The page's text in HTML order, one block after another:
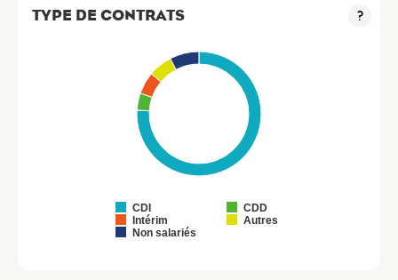
TYPE DE CONTRATS ?
CDI
CDD
Intérim
Autres
Non salariés